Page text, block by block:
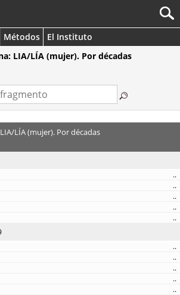
Métodos
El Instituto
LIA/LÍA (mujer). Por décadas
LÍA (mujer). Por décadas
..
..
..
..
..
..
..
..
..
..